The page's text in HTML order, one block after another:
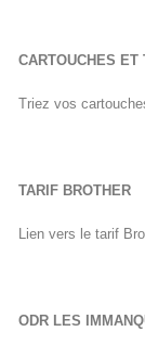
CARTOUCHES ET
Triez vos
TARIF BROTHER
Lien vers le tarif
ODR LES